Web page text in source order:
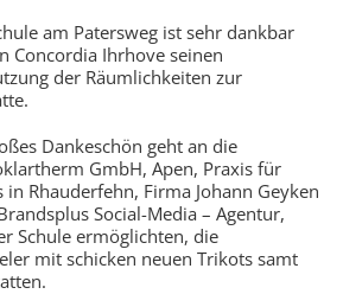
am Patersweg ist sehr dankbar
Concordia Ihrhove seinen
der Räumlichkeiten zur
Dankeschön geht an die
GmbH, Apen, Praxis für
Rhauderfehn, Firma Johann Geyken
Social-Media – Agentur,
Schule ermöglichten, die
mit schicken neuen Trikots samt